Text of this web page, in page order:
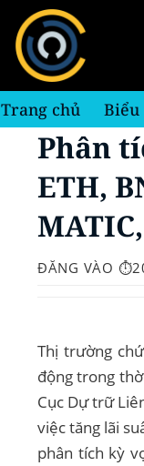
Trang chủ Biểu
Phân
ETH,
ĐĂNG VÀO
Thị trường
động trong
Cục Dự trữ
việc tăng lãi
phân tích kỳ